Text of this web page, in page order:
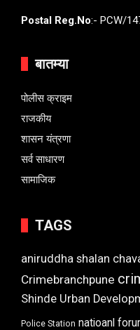
Postal Reg.No:- PCW/
बातम्या
पोलीस क्राइम
राजकीय
शासन यंत्रणा
सर्व साधारण
सामाजिक
TAGS
aniruddha shalan
Crimebranchpune
Shinde Urban
Police Station natioanl